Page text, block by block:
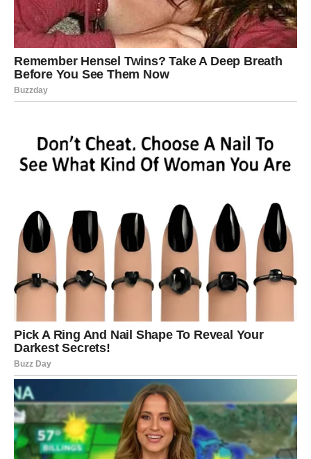
dane. Kao da se ponovo povezujete sa onim delom sebe
koji veruje u sutra. Moguće su lepe vesti, druženja ili
planovi koji vam vraćaju osmeh.
U ljubavi – smeh i spontanost jačaju odnos. Ako ste
slobodni, privlači vas neko vedrog duha. Na poslu – širite
vidike i razmišljate o novim pravcima. Sreća dolazi kroz
JARAC
dolaze polako, ali sigurno – baš onako kako vi volite.
Moguće je priznanje autoriteta, stabilizacija posla ili
važan dogovor.
U ljubavi – ozbiljni razgovori vode ka sigurnosti. Ako ste
slobodni, neko pokazuje interesovanje na zreo način.
Vaša sreća ove sedmice dolazi kroz osećaj da gradite
nešto trajno.
VODOLIJA
Nova sedmica donosiljude, ideje i neočekivane obrte.
Neko iz vašeg okruženja može vam pomoći ili vam otvoriti
oči za novu mogućnost. Društveni kontakti su ključ sreće
u ovom periodu.